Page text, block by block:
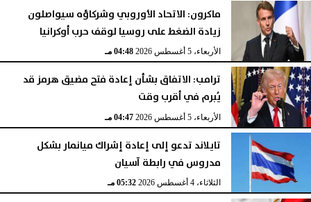
ماكرون: الاتحاد الأوروبي وشركاؤه سيواصلون
زيادة الضغط على روسيا لوقف حرب أوكرانيا
الأربعاء، 5 أغسطس 2026 04:48 مـ
ترامب: الاتفاق بشأن إعادة فتح مضيق هرمز قد
يُبرم في أقرب وقت
الأربعاء، 5 أغسطس 2026 04:47 مـ
تايلاند تدعو إلى إعادة إشراك ميانمار بشكل
مدروس في رابطة آسيان
الثلاثاء، 4 أغسطس 2026 05:32 مـ